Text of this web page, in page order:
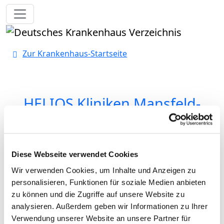
Diese Webseite verwendet Cookies
Wir verwenden Cookies, um Inhalte und Anzeigen zu
personalisieren, Funktionen für soziale Medien anbieten
zu können und die Zugriffe auf unsere Website zu
analysieren. Außerdem geben wir Informationen zu Ihrer
Verwendung unserer Website an unsere Partner für
Toggle navigation
Zur Krankenhaus-Startseite
HELIOS Kliniken Mansfeld-
Südharz | Klinikstandort
Lutherstadt Eisleben
Geriatrie Eisleben
Hohetorstraße 25
06295 Lutherstadt Eisleben